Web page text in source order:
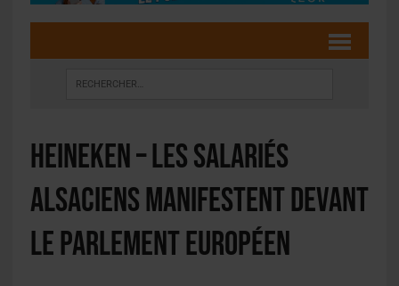
Heineken – Les salariés
alsaciens manifestent devant
le Parlement Européen